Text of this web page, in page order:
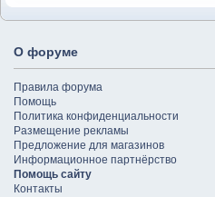
О форуме
Правила форума
Помощь
Политика конфиденциальности
Размещение рекламы
Предложение для магазинов
Информационное партнёрство
Помощь сайту
Контакты